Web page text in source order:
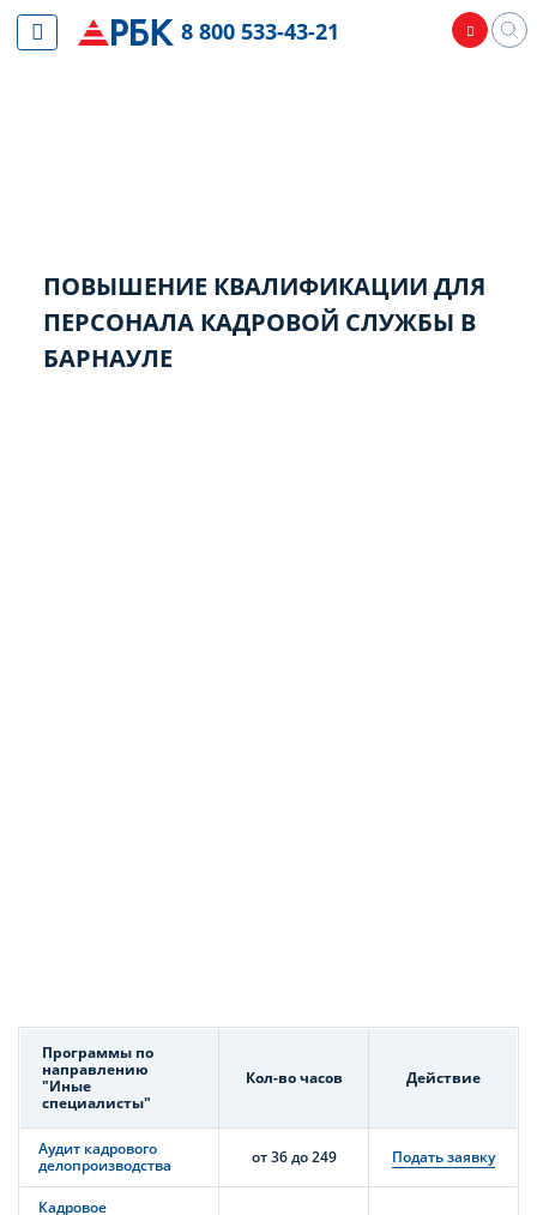
ПОВЫШЕНИЕ КВАЛИФИКАЦИИ ДЛЯ
ПЕРСОНАЛА КАДРОВОЙ СЛУЖБЫ В
БАРНАУЛЕ
Программы по
направлению
"Иные
специалисты"
Кол-во часов Действие
Аудит кадрового
делопроизводства
от 36 до 249 Подать заявку
Кадровое
8 800 533-43-21